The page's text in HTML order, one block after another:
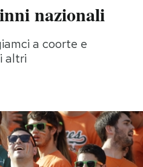
Moda
Consumismi
Europa
Altrecose
Mondiali calcio 2026
nazionali
a coorte e
altri